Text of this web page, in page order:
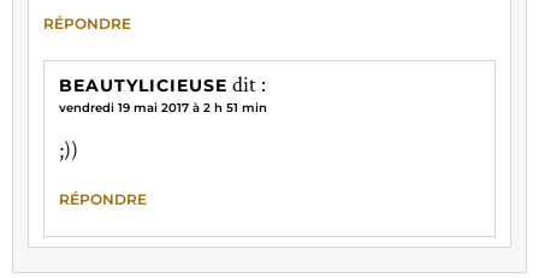
RÉPONDRE
BEAUTYLICIEUSE dit :
vendredi 19 mai 2017 à 2 h 51 min
;))
RÉPONDRE